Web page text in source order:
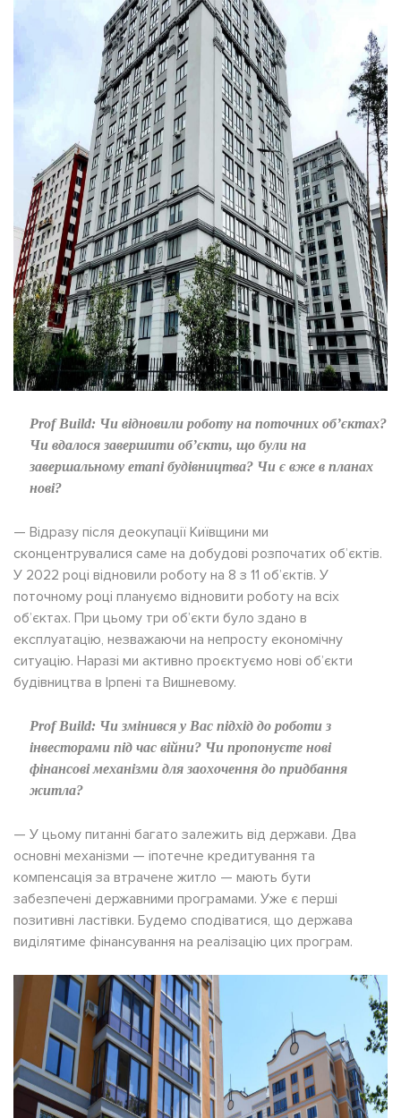
Prof Build: Чи відновили роботу на поточних об’єктах?
Чи вдалося завершити об’єкти, що були на
завершальному етапі будівництва? Чи є вже в планах
нові?
— Відразу після деокупації Київщини ми
сконцентрувалися саме на добудові розпочатих об’єктів.
У 2022 році відновили роботу на 8 з 11 об’єктів. У
поточному році плануємо відновити роботу на всіх
об’єктах. При цьому три об’єкти було здано в
експлуатацію, незважаючи на непросту економічну
ситуацію. Наразі ми активно проєктуємо нові об’єкти
будівництва в Ірпені та Вишневому.
Prof Build: Чи змінився у Вас підхід до роботи з
інвесторами під час війни? Чи пропонуєте нові
фінансові механізми для заохочення до придбання
житла?
— У цьому питанні багато залежить від держави. Два
основні механізми — іпотечне кредитування та
компенсація за втрачене житло — мають бути
забезпечені державними програмами. Уже є перші
позитивні ластівки. Будемо сподіватися, що держава
виділятиме фінансування на реалізацію цих програм.